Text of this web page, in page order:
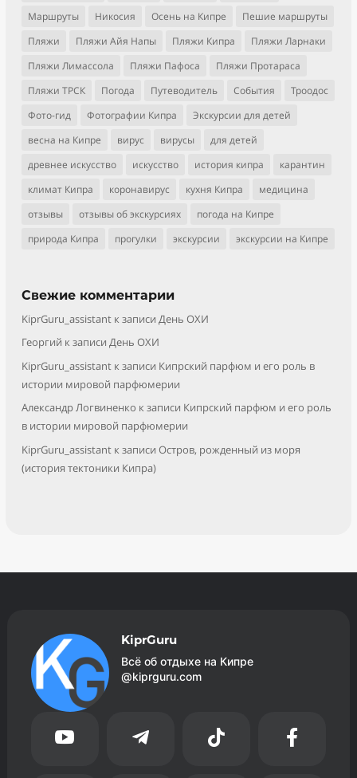
Маршруты
Никосия Осень на Кипре
Пешие маршруты
Пляжи
Пляжи Айя Напы Пляжи Кипра
Пляжи Ларнаки
Пляжи Лимассола
Пляжи Пафоса
Пляжи Протараса
Пляжи ТРСК
Погода Путеводитель События
Троодос
Фото-гид
Фотографии Кипра
Экскурсии для детей
весна на Кипре
вирус вирусы
для детей
древнее искусство
искусство история кипра
карантин
климат Кипра
коронавирус кухня Кипра
медицина
отзывы
отзывы об экскурсиях
погода на Кипре
природа Кипра
прогулки экскурсии экскурсии на Кипре
Свежие комментарии
KiprGuru_assistantк записи День ОХИ
Георгий к записи День ОХИ
KiprGuru_assistantк записи Кипрский парфюм и его роль в
истории мировой парфюмерии
Александр Логвиненко к записи Кипрский парфюм и его роль
в истории мировой парфюмерии
KiprGuru_assistantк записи Остров, рожденный из моря
(история тектоники Кипра)
KiprGuru
Всё об отдыхе на Кипре
@kiprguru.com
   